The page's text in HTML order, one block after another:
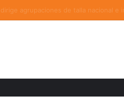
Verano de Escuelas Aztecas